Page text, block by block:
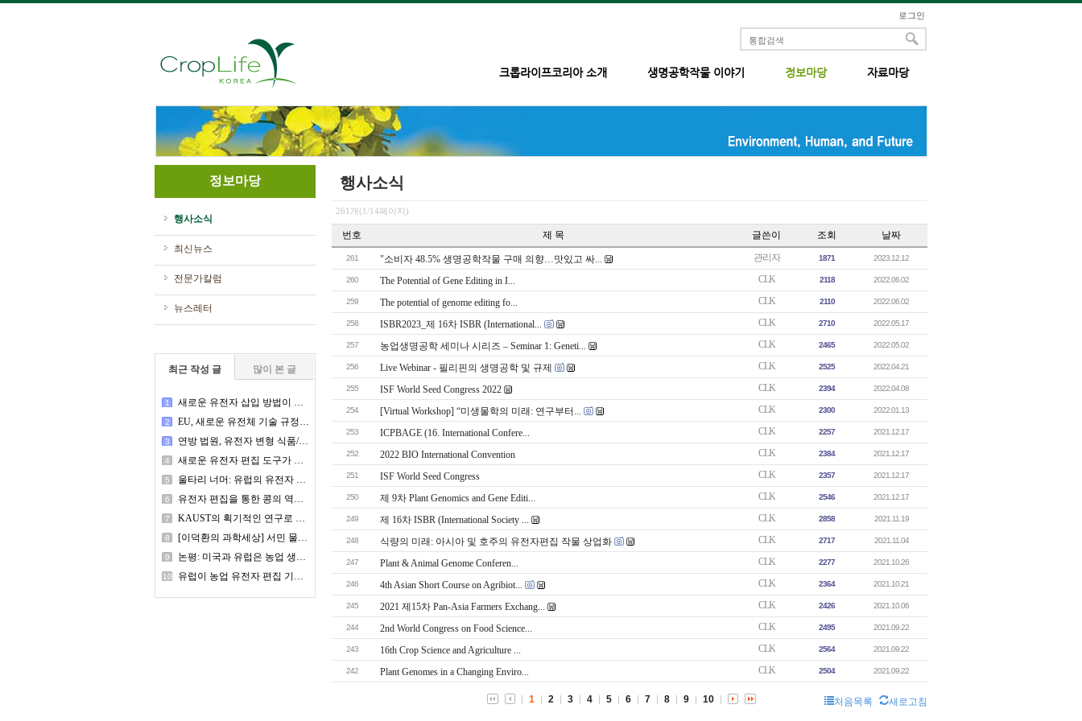
로그인
크롭라이프코리아 소개 생명공학작물 이야기 정보마당 자료마당
정보마당
행사소식
최신뉴스
전문가칼럼
뉴스레터
최근 작성 글 많이 본 글
1 새로운 유전자 삽입 방법이 작물 형질 개선에 도움이 될 수 있다
2 EU, 새로운 유전체 기술 규정 채택 – 식물 및 종자 육종가가 알아야 할 사항
3 연방 법원, 유전자 변형 식품/생명공학 식품 표시 의무화 소송에서 국민의 알 권리 옹호
4 새로운 유전자 편집 도구가 인도의 콩류 및 유지종자 부족 문제 해결에 도움이 될 수 있다
5 울타리 너머: 유럽의 유전자 편집 작물 경쟁
6 유전자 편집을 통한 콩의 역병 저항성 강화
7 KAUST의 획기적인 연구로 작물에서 정밀한 초대형 유전자 편집이 가능해졌습니다.
8 [이덕환의 과학세상] 서민 물가·식량 안보 위협하는 GMO 완전표시제
9 논평: 미국과 유럽은 농업 생명공학 관련 규제를 거부하는 방향으로 나아가고 있는가?
10 유럽이 농업 유전자 편집 기술을 조심스럽게 도입하는 것은 아시아의 식량 생산과 건강에 혁명을 일으킬 수 있다.
행사소식
261개(1/14페이지)
번호 제 목 글쓴이 조회 날짜
261 "소비자 48.5% 생명공학작물 구매 의향…맛있고 싸... 관리자 1871 2023.12.12
260 The Potential of Gene Editing in I... CLK 2118 2022.06.02
259 The potential of genome editing fo... CLK 2110 2022.06.02
258 ISBR2023_제 16차 ISBR (International... CLK 2710 2022.05.17
257 농업생명공학 세미나 시리즈 – Seminar 1: Geneti... CLK 2465 2022.05.02
256 Live Webinar - 필리핀의 생명공학 및 규제 CLK 2525 2022.04.21
255 ISF World Seed Congress 2022 CLK 2394 2022.04.08
254 [Virtual Workshop] “미생물학의 미래: 연구부터... CLK 2300 2022.01.13
253 ICPBAGE (16. International Confere... CLK 2257 2021.12.17
252 2022 BIO International Convention CLK 2384 2021.12.17
251 ISF World Seed Congress CLK 2357 2021.12.17
250 제 9차 Plant Genomics and Gene Editi... CLK 2546 2021.12.17
249 제 16차 ISBR (International Society ... CLK 2858 2021.11.19
248 식량의 미래: 아시아 및 호주의 유전자편집 작물 상업화 CLK 2717 2021.11.04
247 Plant & Animal Genome Conferen... CLK 2277 2021.10.26
246 4th Asian Short Course on Agribiot... CLK 2364 2021.10.21
245 2021 제15차 Pan-Asia Farmers Exchang... CLK 2426 2021.10.06
244 2nd World Congress on Food Science... CLK 2495 2021.09.22
243 16th Crop Science and Agriculture ... CLK 2564 2021.09.22
242 Plant Genomes in a Changing Enviro... CLK 2504 2021.09.22
처음목록 새로고침
1 2 3 4 5 6 7 8 9 10